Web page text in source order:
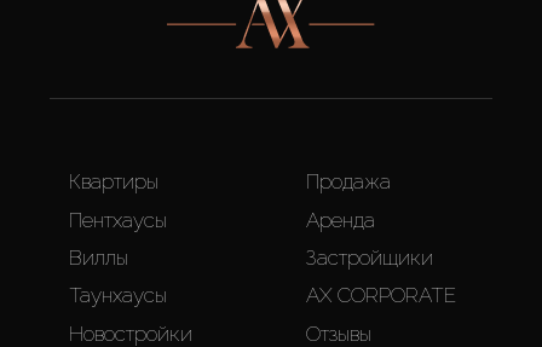
Квартиры
Пентхаусы
Виллы
Таунхаусы
Новостройки
Продажа
Аренда
Застройщики
AX CORPORATE
Отзывы